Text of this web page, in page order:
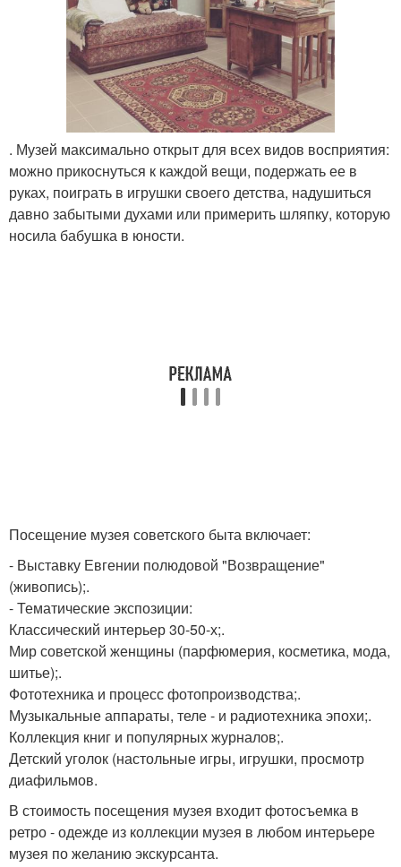
. Музей максимально открыт для всех видов восприятия:
можно прикоснуться к каждой вещи, подержать ее в
руках, поиграть в игрушки своего детства, надушиться
давно забытыми духами или примерить шляпку, которую
носила бабушка в юности.
Посещение музея советского быта включает:
- Выставку Евгении полюдовой "Возвращение"
(живопись);.
- Тематические экспозиции:
Классический интерьер 30-50-х;.
Мир советской женщины (парфюмерия, косметика, мода,
шитье);.
Фототехника и процесс фотопроизводства;.
Музыкальные аппараты, теле - и радиотехника эпохи;.
Коллекция книг и популярных журналов;.
Детский уголок (настольные игры, игрушки, просмотр
диафильмов.
В стоимость посещения музея входит фотосъемка в
ретро - одежде из коллекции музея в любом интерьере
музея по желанию экскурсанта.